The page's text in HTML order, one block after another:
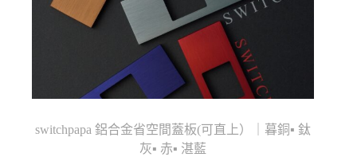
switchpapa 鋁合金省空間蓋板(可直上）｜暮銅▪ 鈦
灰▪ 赤▪ 湛藍